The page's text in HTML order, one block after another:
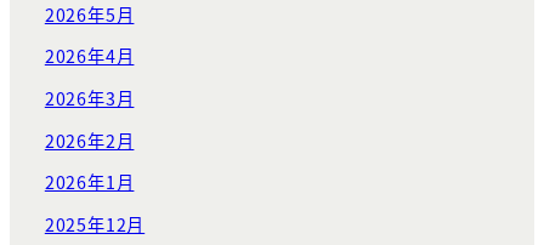
2026年5月
2026年4月
2026年3月
2026年2月
2026年1月
2025年12月